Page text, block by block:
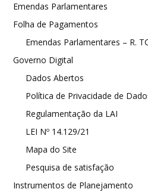
Emendas Parlamentares
Folha de Pagamentos
Emendas Parlamentares – R.
Governo Digital
Dados Abertos
Política de Privacidade de
Regulamentação da LAI
LEI Nº 14.129/21
Mapa do Site
Pesquisa de satisfação
Instrumentos de Planejamento